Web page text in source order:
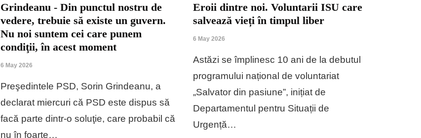
Grindeanu - Din punctul nostru de
vedere, trebuie să existe un guvern.
Nu noi suntem cei care punem
condiţii, în acest moment
6 May 2026
Preşedintele PSD, Sorin Grindeanu, a
declarat miercuri că PSD este dispus să
facă parte dintr-o soluţie, care probabil că
nu în foarte…
Eroii dintre noi. Voluntarii ISU care
salvează vieți în timpul liber
6 May 2026
Astăzi se împlinesc 10 ani de la debutul
programului național de voluntariat
„Salvator din pasiune”, inițiat de
Departamentul pentru Situații de
Urgență…